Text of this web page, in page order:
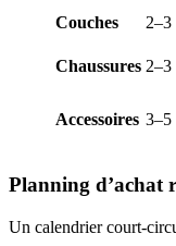
Couches
2–3
Chaussures 2–3
Accessoires 3–5
Planning d’achat
Un calendrier court-